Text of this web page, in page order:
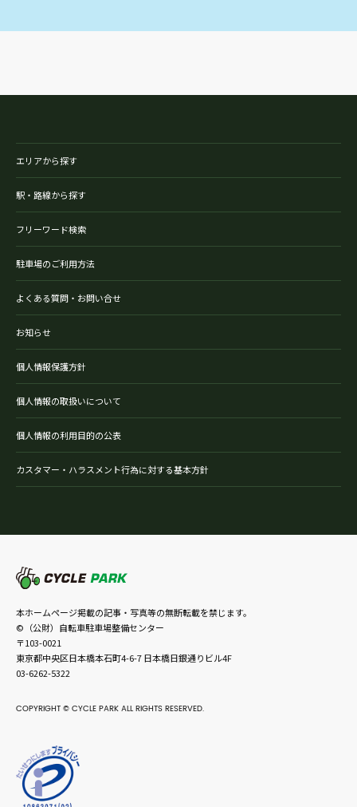
エリアから探す
駅・路線から探す
フリーワード検索
駐車場のご利用方法
よくある質問・お問い合せ
お知らせ
個人情報保護方針
個人情報の取扱いについて
個人情報の利用目的の公表
カスタマー・ハラスメント行為に対する基本方針
本ホームページ掲載の記事・写真等の無断転載を禁じます。
©（公財）自転車駐車場整備センター
〒103-0021
東京都中央区日本橋本石町4-6-7 日本橋日銀通りビル4F
03-6262-5322
COPYRIGHT © CYCLE PARK ALL RIGHTS RESERVED.